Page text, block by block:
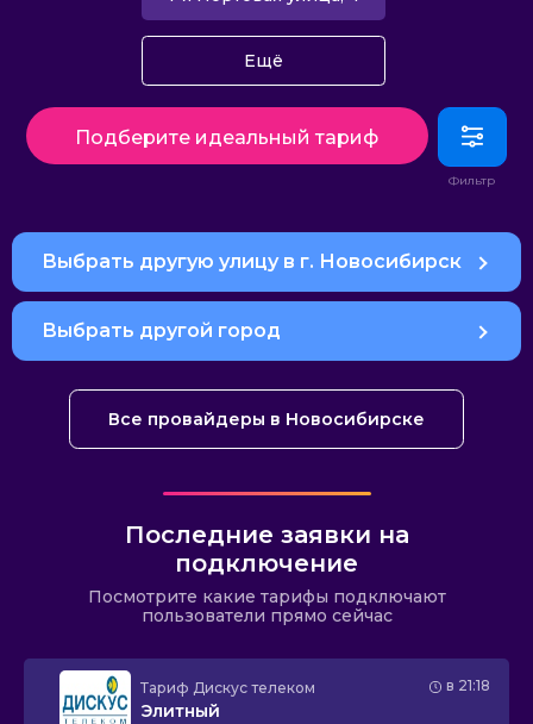
Ещё
Подберите идеальный тариф
Выбрать другую улицу в г. Новосибирск
Выбрать другой город
Все провайдеры в Новосибирске
Последние заявки на
подключение
Посмотрите какие тарифы подключают
пользователи прямо сейчас
в 21:18
Тариф Дискус телеком
Элитный